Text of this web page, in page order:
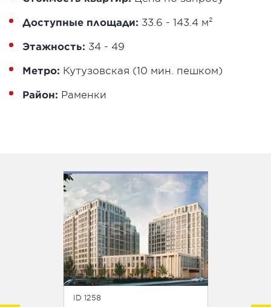
Доступные площади: 33.6 - 143.4 м²
Этажность: 34 - 49
Метро: Кутузовская (10 мин. пешком)
Район: Раменки
ID 1258